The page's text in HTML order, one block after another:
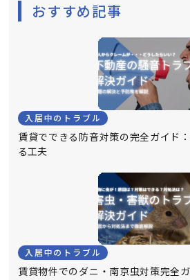
おすすめ記事
入居中のトラブル
賃貸でできる防音対策の完全ガイド
る工夫
入居中のトラブル
賃貸物件でのダニ・南京虫対策完全